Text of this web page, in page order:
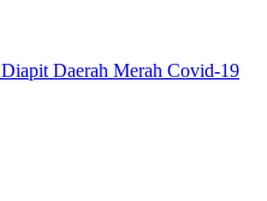
Daerah Merah Covid-19